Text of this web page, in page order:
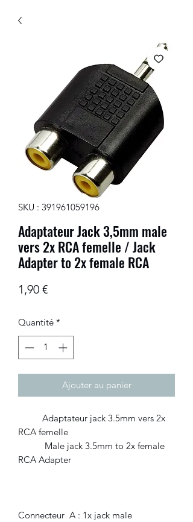
SKU : 391961059196
Adaptateur Jack 3,5mm male
vers 2x RCA femelle / Jack
Adapter to 2x female RCA
1,90 €Prix
Quantité *
Ajouter au panier
Adaptateur jack 3.5mm vers 2x
RCA femelle
Male jack 3.5mm to 2x female
RCA Adapter
Connecteur A : 1x jack male